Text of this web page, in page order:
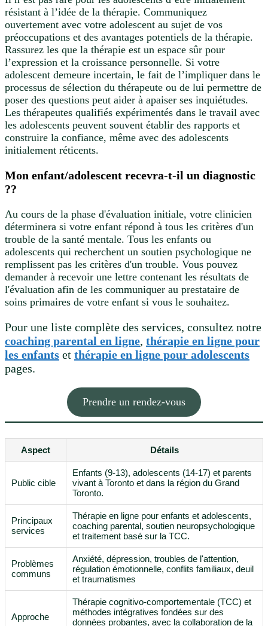
résistant à l’idée de la thérapie. Communiquez
ouvertement avec votre adolescent au sujet de vos
préoccupations et des avantages potentiels de la thérapie.
Rassurez les que la thérapie est un espace sûr pour
l’expression et la croissance personnelle. Si votre
adolescent demeure incertain, le fait de l’impliquer dans le
processus de sélection du thérapeute ou de lui permettre de
poser des questions peut aider à apaiser ses inquiétudes.
Les thérapeutes qualifiés expérimentés dans le travail avec
les adolescents peuvent souvent établir des rapports et
construire la confiance, même avec des adolescents
initialement réticents.
Mon enfant/adolescent recevra-t-il un diagnostic
??
Au cours de la phase d'évaluation initiale, votre clinicien
déterminera si votre enfant répond à tous les critères d'un
trouble de la santé mentale. Tous les enfants ou
adolescents qui recherchent un soutien psychologique ne
remplissent pas les critères d'un trouble. Vous pouvez
demander à recevoir une lettre contenant les résultats de
l'évaluation afin de les communiquer au prestataire de
soins primaires de votre enfant si vous le souhaitez.
Pour une liste complète des services, consultez notre
coaching parental en ligne, thérapie en ligne pour
les enfants et thérapie en ligne pour adolescents
pages.
Prendre un rendez-vous
Aspect Détails
Public cible
Enfants (9-13), adolescents (14-17) et parents
vivant à Toronto et dans la région du Grand
Toronto.
Principaux
services
Thérapie en ligne pour enfants et adolescents,
coaching parental, soutien neuropsychologique
et traitement basé sur la TCC.
Problèmes
communs
Anxiété, dépression, troubles de l'attention,
régulation émotionnelle, conflits familiaux, deuil
et traumatismes
Approche
Thérapie cognitivo-comportementale (TCC) et
méthodes intégratives fondées sur des
données probantes, avec la collaboration de la